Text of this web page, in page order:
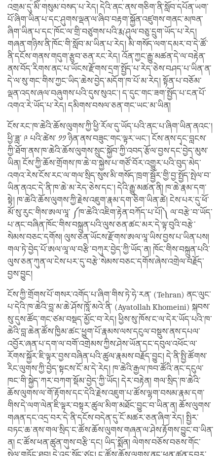
འགྲམ་དུ་མི་གསུམ་བསད་པ་རེད། དེའི་ནང་ནས་གཅིག་ནི་སློབ་དཔོན་ཡག་
པོ་ཞིག་ཡིན་པ་དང་ཤུགས་ལྡན་ལ་ཞིབ་བརྟག་སྐྱོན་འཛུགས་གནང་མཁན་
ཞིག་ཡིན་པ་དང་ཁོང་ལ་གྲི་བཙུགས་པའི་རྨ་ཤུལ་བཅུ་དྲུག་ཡོད་པ་རེད།
གཞན་གཉིས་ནི་ཁོང་གི་སློབ་མ་ཡིན་པ་རེད། མི་གསོད་ལག་དམར་བ་དེ་ཚོ་
ནི་དངོས་གནས་གདུག་རྩུབ་ཅན་རང་རེད། འོན་ཀྱང་རྒྱུ་མཚན་དེ་ལ་བརྟེན་
ནས་བོད་རིགས་ནང་པ་ཡོངས་རྫོགས་དྲག་སྤྱོད་པ་རེད་ཅེས་བཤད་པ་ཡིན་ན་
དེ་ལ་སུ་གང་གིས་ཀྱང་ཡིད་ཆེས་བྱེད་མདོག་ཁ་པོ་མ་རེད། སྟོན་པ་བཅོམ་
ལྡན་འདས་ཞལ་བཞུགས་པའི་དུས་སུའང་། ད་དུང་གང་ཟག་སྤྱོད་པ་ངན་པོ་
འགའ་རེ་ཡོད་པ་རེད། དམིགས་བསལ་ཅན་གང་ཡང་མ་ཡིན།
ངོས་རང་ཁ་ཆེའི་ཆོས་ལུགས་ཀྱི་ཕྱི་རོལ་དུ་ཡོད་པའི་ནང་པ་ཞིག་ཡིན་ནའང་།
ཕྱི་ཟླ་ ༩ པའི་ཚེས་ ༡༡ ཉིན་ནས་བཟུང་གང་ལྟར་ཡང་། ངོས་ནས་དྭང་བླངས་
ཀྱི་ཐོག་ནས་ཁ་ཆེའི་ཆོས་ལུགས་སྲུང་སྐྱོབ་ཀྱི་འབད་རྩོལ་བྱས་དང་བྱེད་མུས་
ཡིན། ངོས་ཀྱི་ཆོས་གྲོགས་ཁ་ཆེ་བ་སྐྱེས་པ་གཙོ་བོར་འགྱུར་པའི་བུད་མེད་
འགའ་རེས་ངོས་རང་ལ་གལ་སྲིད་སུས་མི་གསོད་ཁྲག་སྦྱོར་གྱི་བྱ་སྤྱོད་སྤེལ་བ་
ཡིན་ནའང་དེ་ནི་ཁ་ཆེ་མ་རེད་ཅེས་དང་། དེའི་རྒྱུ་མཚན་ནི། ཁ་ཆེ་རྣམ་དག་
སྟེ། ཁ་ཆེའི་ཆོས་ལུགས་ཀྱི་རྗེས་འཇུག་རྣམ་དག་ཅིག་ཡིན་ཚེ། ངེས་པར་དུ་ཕོ་
མོ་སུ་རུང་གིས་ཨལ་ལཱ་ ༼ཁ་ཆེའི་འཇིག་རྟེན་བཀོད་པ་པོ།༽ ལ་བརྩེ་བ་ཡོད་
པ་ནང་བཞིན་ཁོང་གིས་བསྐྲུན་པའི་ལུས་ཅན་ཚང་མར་དེ་ལྟ་བུའི་བརྩེ་
སེམས་བཅང་དགོས། ལུས་ཅན་ཡོངས་རྫོགས་ཨལ་ལཱ་ཡིས་བྱས་པ་ཡིན་པས།
གལ་ཏེ་བྱེད་པོ་ཨལ་ལཱ་ལ་བརྩི་བཀུར་བྱེད་ཀྱི་ཡོད་ན། ཁོང་གིས་བསྐྲུན་པའི་
ལུས་ཅན་ཀུན་ལ་ངེས་པར་དུ་བརྩེ་སེམས་བཅང་དགོས་ཞེས་འགྲེལ་བརྗོད་
བྱས་བྱུང།
ངོས་ཀྱི་གྲོགས་པོ་གསར་འགོད་པ་ཞིག་གིས་ཏེ་ཧེ་རན་ (Tehran) ནང་ལུང་
པ་དེའི་ཁ་ཆེའི་བླ་མ་ཆེ་ཤོས་ཁཱོ་མའེ་ནི་ (Ayatollah Khomeini) སྐབས་
སུ་དུས་ཚོད་གང་ཙམ་བསྡད་མྱོང་བ་རེད། ཕྱིས་སུ་ཁོས་ང་ལ་དེར་ཡོད་པའི་ཁ་
ཆེའི་བླ་ཆེན་ཚོས་ཁྱིམ་ཚང་ཕྱུག་པོ་རྣམས་ལས་དངུལ་བསྡུས་ནས་དཔལ་
འབྱོར་ཞན་པ་དག་ལ་བགོ་འགྲེམས་ཀྱིས་ཤེས་ཡོན་དང་དབུལ་འཕོང་ལ་
རོགས་སྐྱོར་ཇི་ལྟར་བྱས་བཞིན་པའི་ཚུལ་རྣམས་བརྗོད་བྱུང། དེ་ནི་སྤྱི་ཚོགས་
རིང་ལུགས་ཀྱི་བྱེད་སྟངས་ངོ་མ་དེ་རེད། ཁ་ཆེའི་རྒྱལ་ཁབ་ཚོའི་ནང་དངུལ་
ཁང་གི་སྐྱེད་ཀར་བཀག་སྡོམ་བྱེད་ཀྱི་ཡོད། དེར་བརྟེན། གལ་སྲིད་ཁ་ཆེའི་
ཆོས་ལུགས་ལ་གོ་རྟོགས་དང་དེའི་རྗེས་འཇུག་པ་ཚོས་ལྷག་བསམ་རྣམ་དག་
གིས་དེ་ལག་ལེན་ཇི་ལྟར་བསྟར་ཚུལ་མིག་མཐོང་བྱུང་བ་ཡིན་ན། ཆོས་ལུགས་
གཞན་དང་འདྲ་བར་དེ་ནི་དངོས་བདེན་དུ་ངོ་མཚར་ཅན་ཞིག་རེད། སྤྱིར་
བཏང་ཆ་ནས་གལ་སྲིད་ང་ཚོས་ཆོས་ལུགས་གཞན་ལ་ཤེས་རྟོགས་བྱུང་བ་ཡིན་
ན། ང་ཚོས་ཕན་ཚུན་གུས་བརྩི་དང། ཡིད་སྨོན། ལེགས་བཅོས་བཅས་གོང་